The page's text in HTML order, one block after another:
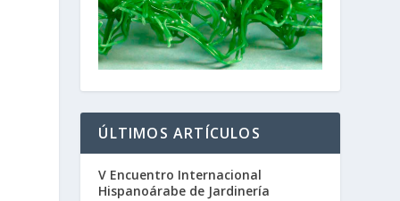
ÚLTIMOS ARTÍCULOS
V Encuentro Internacional
Hispanoárabe de Jardinería